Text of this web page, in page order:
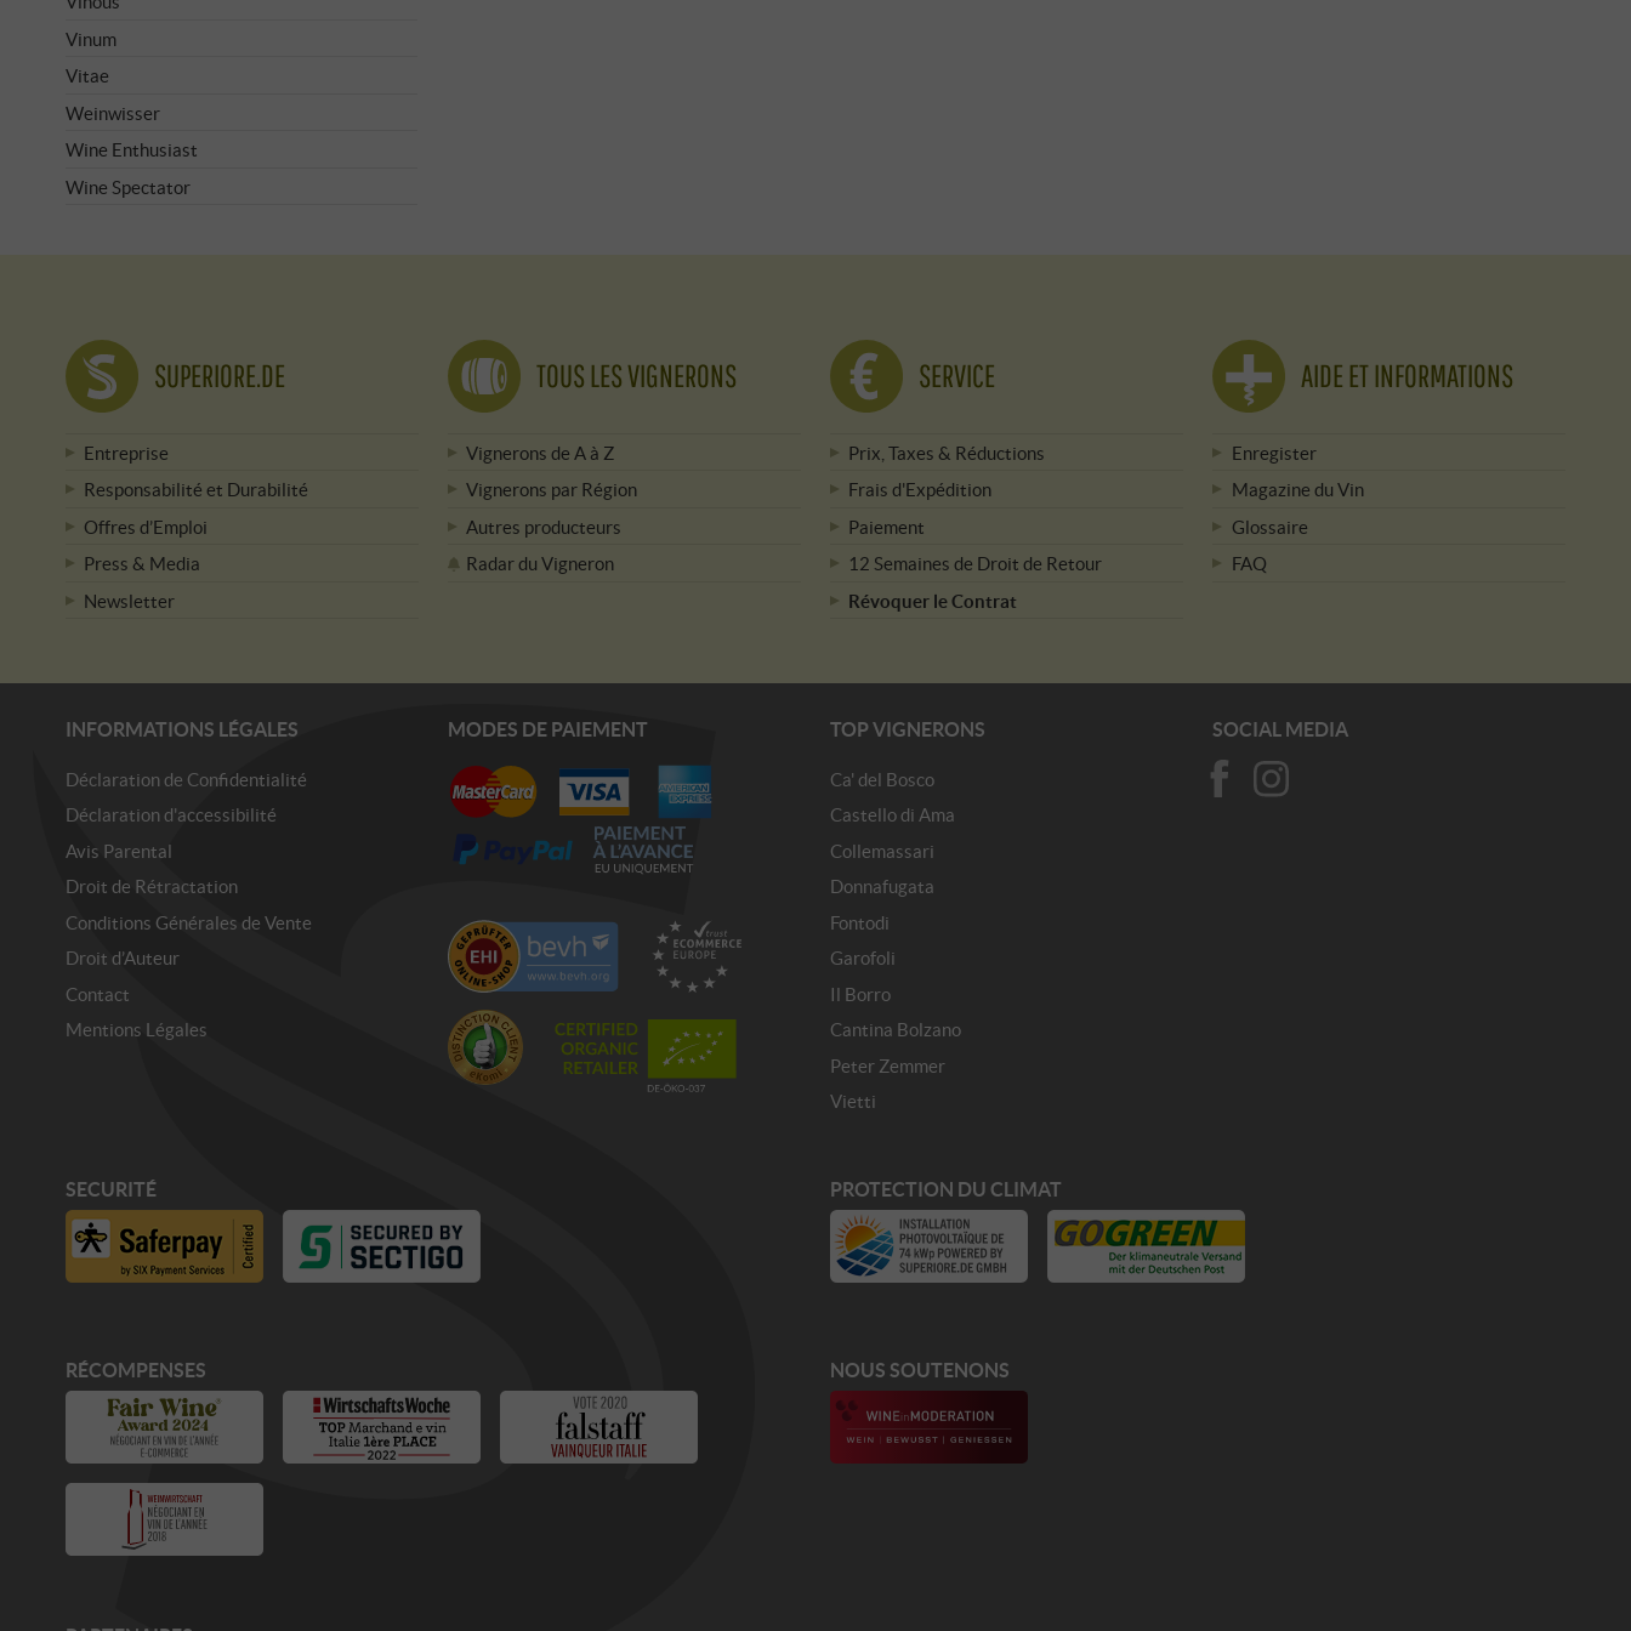
Vinum
Vitae
Weinwisser
Wine Enthusiast
Wine Spectator
SUPERIORE.DE
Entreprise
Responsabilité et Durabilité
Offres d’Emploi
Press & Media
Newsletter
TOUS LES VIGNERONS
Vignerons de A à Z
Vignerons par Région
Autres producteurs
Radar du Vigneron
SERVICE
Prix, Taxes & Réductions
Frais d'Expédition
Paiement
12 Semaines de Droit de Retour
Révoquer le Contrat
AIDE ET INFORMATIONS
Enregister
Magazine du Vin
Glossaire
FAQ
INFORMATIONS LÉGALES
Déclaration de Confidentialité
Déclaration d'accessibilité
Avis Parental
Droit de Rétractation
Conditions Générales de Vente
Droit d’Auteur
Contact
Mentions Légales
MODES DE PAIEMENT TOP VIGNERONS
Ca' del Bosco
Castello di Ama
Collemassari
Donnafugata
Fontodi
Garofoli
Il Borro
Cantina Bolzano
Peter Zemmer
Vietti
SOCIAL MEDIA
SECURITÉ PROTECTION DU CLIMAT
RÉCOMPENSES NOUS SOUTENONS